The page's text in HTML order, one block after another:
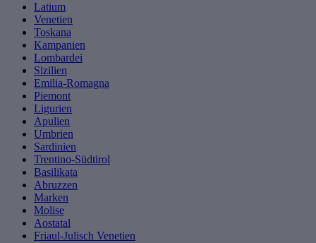
Latium
Venetien
Toskana
Kampanien
Lombardei
Sizilien
Emilia-Romagna
Piemont
Ligurien
Apulien
Umbrien
Sardinien
Trentino-Südtirol
Basilikata
Abruzzen
Marken
Molise
Aostatal
Friaul-Julisch Venetien